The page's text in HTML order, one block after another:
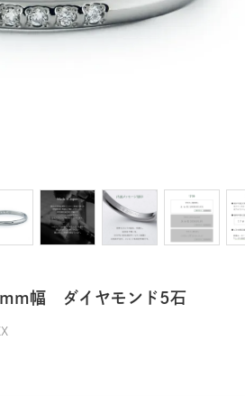
幅 ダイヤモンド5石